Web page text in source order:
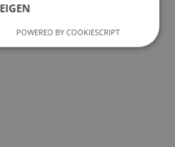
POWERED BY COOKIESCRIPT